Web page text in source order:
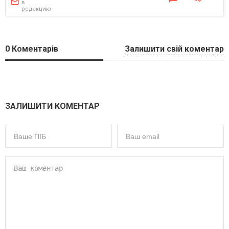
в
редакцию
0 Коментарів Залишити свій коментар
ЗАЛИШИТИ КОМЕНТАР